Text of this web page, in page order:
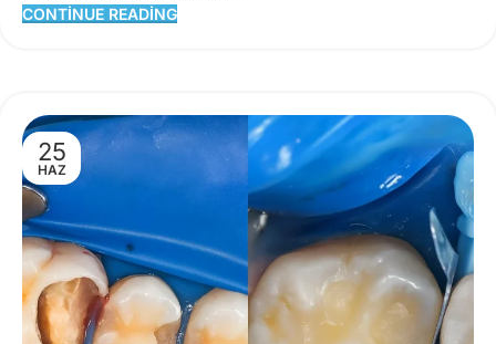
CONTINUE READING
25
HAZ